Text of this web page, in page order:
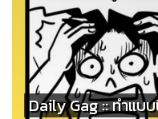
Daily Gag :: ทำแบ